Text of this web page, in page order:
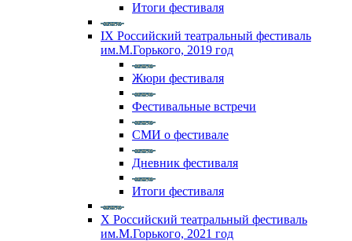
Итоги фестиваля
IX Российский театральный фестиваль
им.М.Горького, 2019 год
Жюри фестиваля
Фестивальные встречи
СМИ о фестивале
Дневник фестиваля
Итоги фестиваля
X Российский театральный фестиваль
им.М.Горького, 2021 год